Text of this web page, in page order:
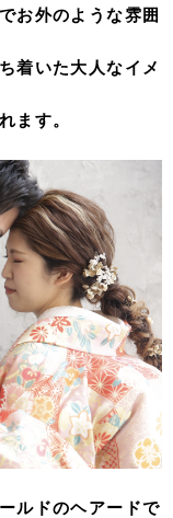
お外のような雰囲
着いた大人なイメ
ます。
ルドのヘアードで